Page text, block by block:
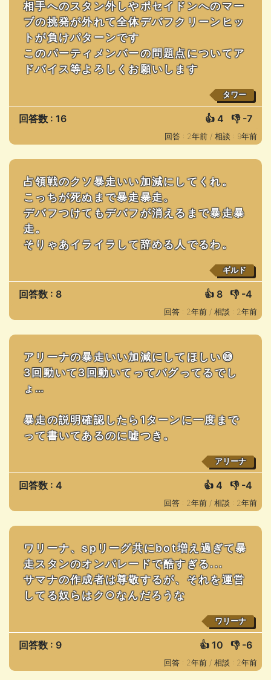
相手へのスタン外しやポセイドンへのマー
ブの挑発が外れて全体デバフクリーンヒッ
トが負けパターンです
このパーティメンバーの問題点についてア
ドバイス等よろしくお願いします
タワー
回答数 : 16 👍 4 👎 -7
回答 : 2年前 / 相談 : 9年前
占領戦のクソ暴走いい加減にしてくれ。
こっちが死ぬまで暴走暴走。
デバフつけてもデバフが消えるまで暴走暴
走。
そりゃあイライラして辞める人でるわ。
ギルド
回答数 : 8 👍 8 👎 -4
回答 : 2年前 / 相談 : 2年前
アリーナの暴走いい加減にしてほしい😅
3回動いて3回動いてってバグってるでし
ょ…
暴走の説明確認したら1ターンに一度まで
って書いてあるのに嘘つき。
アリーナ
回答数 : 4 👍 4 👎 -4
回答 : 2年前 / 相談 : 2年前
ワリーナ、spリーグ共にbot増え過ぎて暴
走スタンのオンパレードで酷すぎる...
サマナの作成者は尊敬するが、それを運営
してる奴らはク○なんだろうな
ワリーナ
回答数 : 9 👍 10 👎 -6
回答 : 2年前 / 相談 : 2年前